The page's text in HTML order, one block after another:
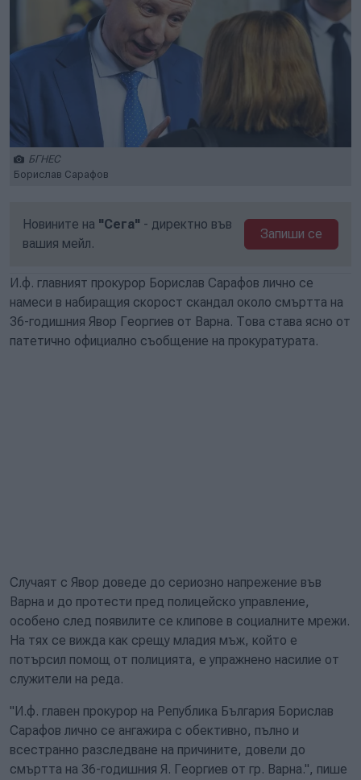
БГНЕС
Борислав Сарафов
Новините на "Сега" - директно във
вашия мейл.
Запиши се
И.ф. главният прокурор Борислав Сарафов лично се
намеси в набиращия скорост скандал около смъртта на
36-годишния Явор Георгиев от Варна. Това става ясно от
патетично официално съобщение на прокуратурата.
Случаят с Явор доведе до сериозно напрежение във
Варна и до протести пред полицейско управление,
особено след появилите се клипове в социалните мрежи.
На тях се вижда как срещу младия мъж, който е
потърсил помощ от полицията, е упражнено насилие от
служители на реда.
"И.ф. главен прокурор на Република България Борислав
Сарафов лично се ангажира с обективно, пълно и
всестранно разследване на причините, довели до
смъртта на 36-годишния Я. Георгиев от гр. Варна.", пише